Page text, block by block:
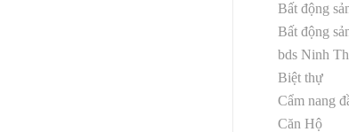
Bất động
Bất động
bds Ninh
Biệt thự
Cẩm nang
Căn Hộ